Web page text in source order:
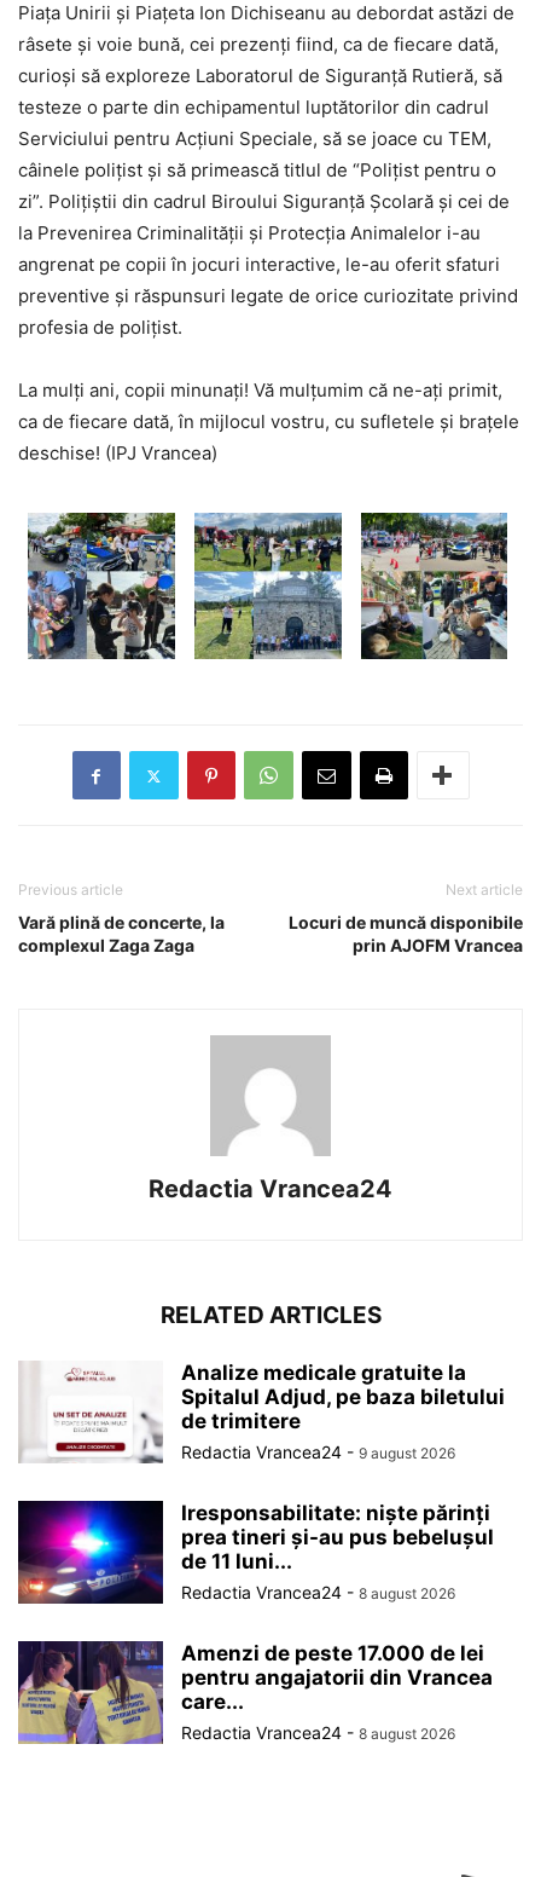
Piața Unirii și Piațeta Ion Dichiseanu au debordat astăzi de
râsete și voie bună, cei prezenți fiind, ca de fiecare dată,
curioși să exploreze Laboratorul de Siguranță Rutieră, să
testeze o parte din echipamentul luptătorilor din cadrul
Serviciului pentru Acțiuni Speciale, să se joace cu TEM,
câinele polițist și să primească titlul de “Polițist pentru o
zi”. Polițiștii din cadrul Biroului Siguranță Școlară și cei de
la Prevenirea Criminalității și Protecția Animalelor i-au
angrenat pe copii în jocuri interactive, le-au oferit sfaturi
preventive și răspunsuri legate de orice curiozitate privind
profesia de polițist.
La mulți ani, copii minunați! Vă mulțumim că ne-ați primit,
ca de fiecare dată, în mijlocul vostru, cu sufletele și brațele
deschise! (IPJ Vrancea)
Previous article
Vară plină de concerte, la
complexul Zaga Zaga
Next article
Locuri de muncă disponibile
prin AJOFM Vrancea
Redactia Vrancea24
RELATED ARTICLES
Analize medicale gratuite la
Spitalul Adjud, pe baza biletului
de trimitere
Redactia Vrancea24 - 9 august 2026
Iresponsabilitate: niște părinți
prea tineri și-au pus bebelușul
de 11 luni...
Redactia Vrancea24 - 8 august 2026
Amenzi de peste 17.000 de lei
pentru angajatorii din Vrancea
care...
Redactia Vrancea24 - 8 august 2026